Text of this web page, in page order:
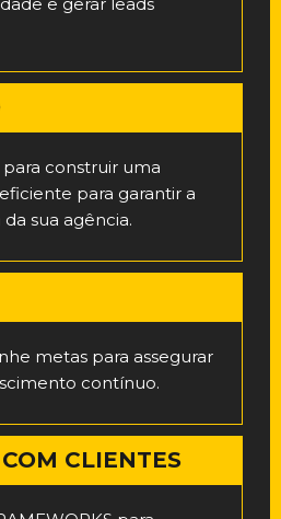
construir uma
para garantir a
sua agência.
metas para assegurar
contínuo.
CLIENTES